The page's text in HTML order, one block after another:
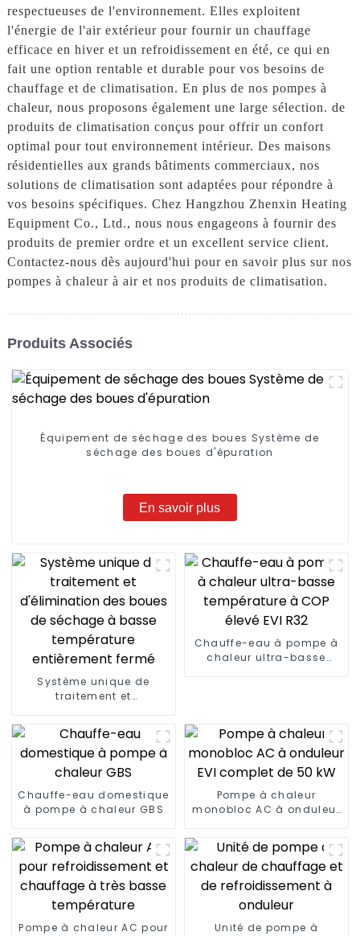
respectueuses de l'environnement. Elles exploitent
l'énergie de l'air extérieur pour fournir un chauffage
efficace en hiver et un refroidissement en été, ce qui en
fait une option rentable et durable pour vos besoins de
chauffage et de climatisation. En plus de nos pompes à
chaleur, nous proposons également une large sélection. de
produits de climatisation conçus pour offrir un confort
optimal pour tout environnement intérieur. Des maisons
résidentielles aux grands bâtiments commerciaux, nos
solutions de climatisation sont adaptées pour répondre à
vos besoins spécifiques. Chez Hangzhou Zhenxin Heating
Equipment Co., Ltd., nous nous engageons à fournir des
produits de premier ordre et un excellent service client.
Contactez-nous dès aujourd'hui pour en savoir plus sur nos
pompes à chaleur à air et nos produits de climatisation.
Produits Associés
Équipement de séchage des boues Système de
séchage des boues d'épuration
En savoir plus
Système unique de
traitement et
température entièrement
fermé
Chauffe-eau à pompe à
chaleur ultra-basse
Chauffe-eau domestique
à pompe à chaleur GBS
Pompe à chaleur
monobloc AC à onduleur
Pompe à chaleur AC pour
Unité de pompe à